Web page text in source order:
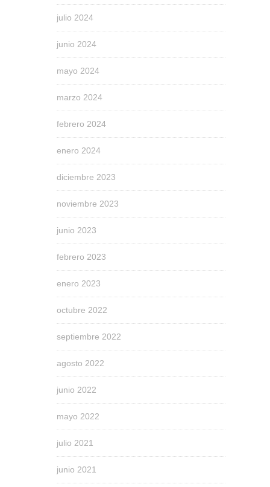
julio 2024
junio 2024
mayo 2024
marzo 2024
febrero 2024
enero 2024
diciembre 2023
noviembre 2023
junio 2023
febrero 2023
enero 2023
octubre 2022
septiembre 2022
agosto 2022
junio 2022
mayo 2022
julio 2021
junio 2021